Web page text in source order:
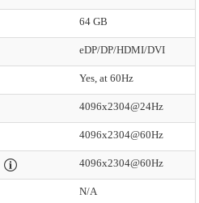
64 GB
eDP/DP/HDMI/DVI
Yes, at 60Hz
4096x2304@24Hz
4096x2304@60Hz
4096x2304@60Hz
N/A